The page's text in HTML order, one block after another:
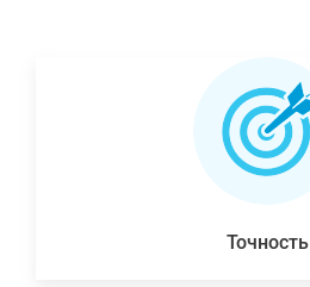
Точность